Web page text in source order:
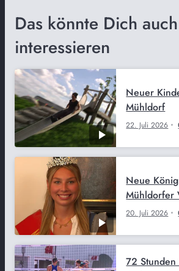
Das könnte Dich auch
interessieren
22. Juli 2026
Neuer
Mühldorf
20. Juli 2026
Neue
Mühldorfer
72